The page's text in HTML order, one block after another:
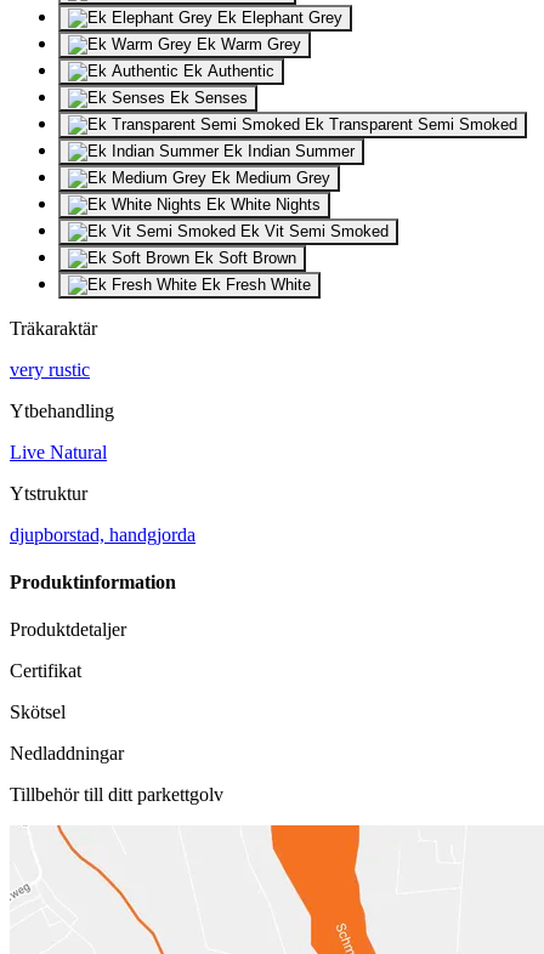
Ek Elephant Grey
Ek Warm Grey
Ek Authentic
Ek Senses
Ek Transparent Semi Smoked
Ek Indian Summer
Ek Medium Grey
Ek White Nights
Ek Vit Semi Smoked
Ek Soft Brown
Ek Fresh White
Träkaraktär
very rustic
Ytbehandling
Live Natural
Ytstruktur
djupborstad, handgjorda
Produktinformation
Produktdetaljer
Certifikat
Skötsel
Nedladdningar
Tillbehör till ditt parkettgolv